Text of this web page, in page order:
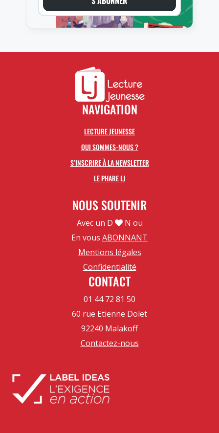
NAVIGATION
LECTURE JEUNESSE
QUI SOMMES-NOUS ?
S’INSCRIRE À LA NEWSLETTER
LE PHARE LJ
NOUS SOUTENIR
Avec un D
N ou
En vous ABONNANT
Mentions légales
Confidentialité
CONTACT
01 44 72 81 50
60 rue Etienne Dolet
92240 Malakoff
Contactez-nous